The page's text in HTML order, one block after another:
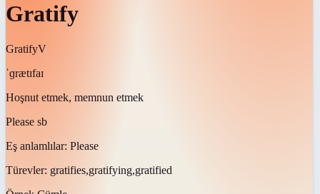
Gratify
GratifyV
ˈɡrætɪfaɪ
Hoşnut etmek, memnun etmek
Please sb
Eş anlamlılar: Please
Türevler: gratifies,gratifying,gratified